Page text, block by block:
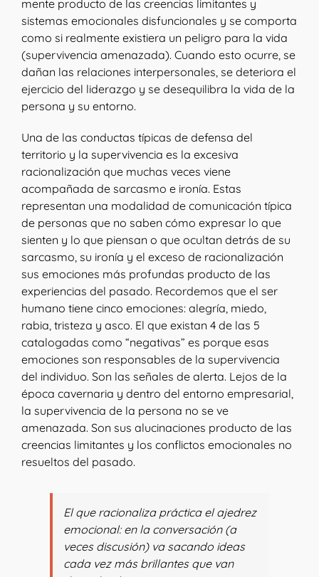
mente producto de las creencias limitantes y
sistemas emocionales disfuncionales y se comporta
como si realmente existiera un peligro para la vida
(supervivencia amenazada). Cuando esto ocurre, se
dañan las relaciones interpersonales, se deteriora el
ejercicio del liderazgo y se desequilibra la vida de la
persona y su entorno.
Una de las conductas típicas de defensa del
territorio y la supervivencia es la excesiva
racionalización que muchas veces viene
acompañada de sarcasmo e ironía. Estas
representan una modalidad de comunicación típica
de personas que no saben cómo expresar lo que
sienten y lo que piensan o que ocultan detrás de su
sarcasmo, su ironía y el exceso de racionalización
sus emociones más profundas producto de las
experiencias del pasado. Recordemos que el ser
humano tiene cinco emociones: alegría, miedo,
rabia, tristeza y asco. El que existan 4 de las 5
catalogadas como “negativas” es porque esas
emociones son responsables de la supervivencia
del individuo. Son las señales de alerta. Lejos de la
época cavernaria y dentro del entorno empresarial,
la supervivencia de la persona no se ve
amenazada. Son sus alucinaciones producto de las
creencias limitantes y los conflictos emocionales no
resueltos del pasado.
El que racionaliza práctica el ajedrez
emocional: en la conversación (a
veces discusión) va sacando ideas
cada vez más brillantes que van